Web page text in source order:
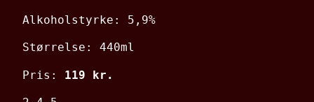
Alkoholstyrke: 5,9%
Størrelse: 440ml
Pris: 119 kr.